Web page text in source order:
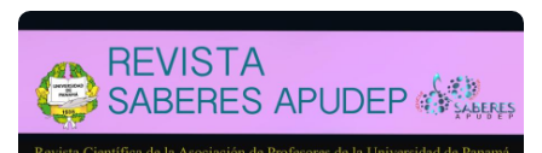
Imagen de portada